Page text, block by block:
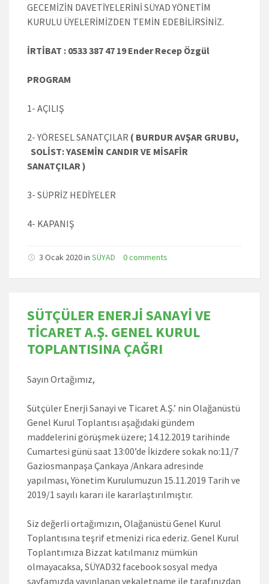
GECEMİZİN DAVETİYELERİNİ SÜYAD YÖNETİM
KURULU ÜYELERİMİZDEN TEMİN EDEBİLİRSİNİZ.
İRTİBAT : 0533 387 47 19 Ender Recep Özgül
PROGRAM
1- AÇILIŞ
2- YÖRESEL SANATÇILAR ( BURDUR AVŞAR GRUBU,
SOLİST: YASEMİN CANDIR VE MİSAFİR
SANATÇILAR )
3- SÜPRİZ HEDİYELER
4- KAPANIŞ
3 Ocak 2020 in SÜYAD 0 comments
SÜTÇÜLER ENERJİ SANAYİ VE
TİCARET A.Ş. GENEL KURUL
TOPLANTISINA ÇAĞRI
Sayın Ortağımız,
Sütçüler Enerji Sanayi ve Ticaret A.Ş.’ nin Olağanüstü
Genel Kurul Toplantısı aşağıdaki gündem
maddelerini görüşmek üzere; 14.12.2019 tarihinde
Cumartesi günü saat 13:00’de İkizdere sokak no:11/7
Gaziosmanpaşa Çankaya /Ankara adresinde
yapılması, Yönetim Kurulumuzun 15.11.2019 Tarih ve
2019/1 sayılı kararı ile kararlaştırılmıştır.
Siz değerli ortağımızın, Olağanüstü Genel Kurul
Toplantısına teşrif etmenizi rica ederiz. Genel Kurul
Toplantımıza Bizzat katılmanız mümkün
olmayacaksa, SÜYAD32 facebook sosyal medya
sayfamızda yayınlanan vekaletname ile tarafınızdan